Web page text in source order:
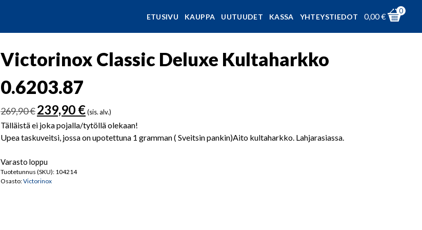
ETUSIVU KAUPPA UUTUUDET KASSA YHTEYSTIEDOT 0,00€
0
Victorinox Classic Deluxe Kultaharkko
0.6203.87
269,90€ Alkuperäinen
hinta
oli:
269,90 €.
239,90 €Nykyinen
hinta
on:
239,90 €.
(sis. alv.)
Tälläistä ei joka pojalla/tytöllä olekaan!
Upea taskuveitsi, jossa on upotettuna 1 gramman ( Sveitsin pankin)Aito kultaharkko. Lahjarasiassa.
Varasto loppu
Tuotetunnus (SKU): 104214
Osasto:Victorinox